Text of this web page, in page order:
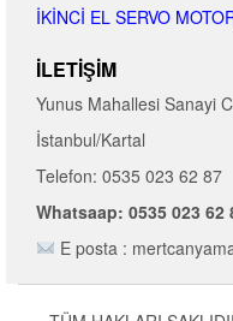
İKINCI EL SERVO
İLETIŞIM
Yunus Mahallesi Sanayi
İstanbul/Kartal
Telefon: 0535 023 62 87
Whatsaap: 0535 023 62
E posta :